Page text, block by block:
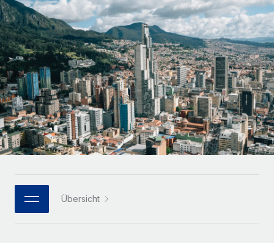
PEO
Auslagern von komplexen HR-Aufgaben
INFRASTRUKTUR
Remote Embedded
Nahtlose Integration der HR in bestehende Abläufe
Plattform
Integrierte HR-Kernfunktionen für dein Team
MCP
Integrationen
WACHSTUMSPHASE
Startups
Agile HR- und Payroll-Lösungen für wachsende
Unternehmen
Mittelstand
Maßgeschneiderte HR-Lösungen, um Teams zu
vergrößern
Enterprise
Globale HR für Konzerne und Großunternehmen
PARTNER WERDEN
Flexible Einbettung von Global-HR-Funktionen in deine
Honorarzahlungen berechnen
Informationen zu möglichen Währungen und
Abwicklungsfristen für globale Freelancer:innen
LERNEN MIT REMOTE
Forschung und Leitfäden
Fallstudien
HR-Glossar
Bibliothek für Stellenbeschreibungen
Webinare
Français
Deutsch
Español
Italiano
Português (Portugal)
한국어 Übersicht